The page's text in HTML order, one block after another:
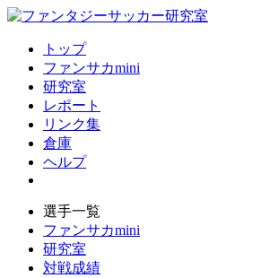
トップ
ファンサカmini
研究室
レポート
リンク集
倉庫
ヘルプ
選手一覧
ファンサカmini
研究室
対戦成績